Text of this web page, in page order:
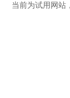
当前为试用网站